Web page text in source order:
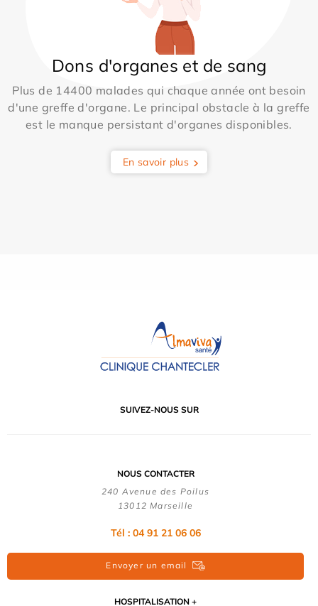
Dons d'organes et de sang
Plus de 14400 malades qui chaque année ont besoin
d'une greffe d'organe. Le principal obstacle à la greffe
est le manque persistant d'organes disponibles.
En savoir plus
SUIVEZ-NOUS SUR
NOUS CONTACTER
240 Avenue des Poilus
13012 Marseille
Tél : 04 91 21 06 06
Envoyer un email
HOSPITALISATION